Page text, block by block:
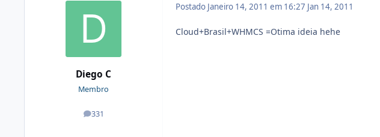
Diego C
Membro
331
posts
Postado Janeiro 14, 2011 em 16:27 Jan 14, 2011
Cloud+Brasil+WHMCS =Otima ideia hehe